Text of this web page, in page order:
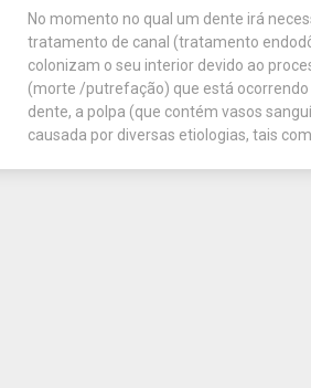
No momento no qual um dente irá
tratamento de canal (tratamento
colonizam o seu interior devido ao
(morte /putrefação) que está ocorrendo
dente, a polpa (que contém vasos
causada por diversas etiologias, tais